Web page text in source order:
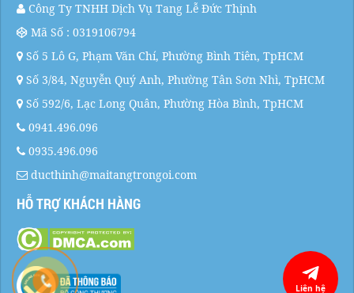
Công Ty TNHH Dịch Vụ Tang Lễ Đức Thịnh
Mã Số : 0319106794
Số 5 Lô G, Phạm Văn Chí, Phường Bình Tiên, TpHCM
Số 3/84, Nguyễn Quý Anh, Phường Tân Sơn Nhì, TpHCM
Số 592/6, Lạc Long Quân, Phường Hòa Bình, TpHCM
0941.496.096
0935.496.096
ducthinh@maitangtrongoi.com
HỖ TRỢ KHÁCH HÀNG
Liên hệ